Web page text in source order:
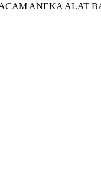
ANEKA ALAT